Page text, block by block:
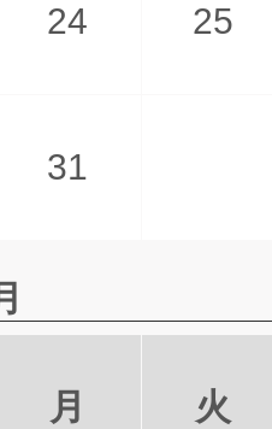
24 25
31
月 火